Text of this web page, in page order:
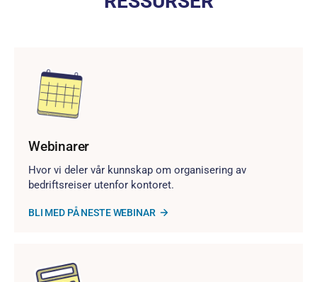
Webinarer
Hvor vi deler vår kunnskap om organisering av
bedriftsreiser utenfor kontoret.
BLI MED PÅ NESTE WEBINAR